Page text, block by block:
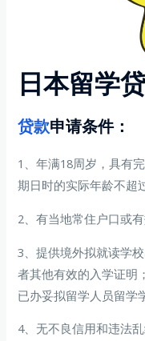
日本留学
贷款申请条件：
1、年满18周岁，具有
期日时的实际年龄不超
2、有当地常住户口或
3、提供境外拟就读学
者其他有效的入学证明
已办妥拟留学人员留学
4、无不良信用和违法